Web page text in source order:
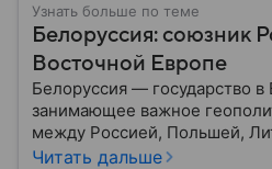
Узнать больше по теме
Белоруссия: союзник
Восточной Европе
Белоруссия — государство
занимающее важное
между Россией, Польшей,
Украиной. Несмотря на свою
Читать дальше